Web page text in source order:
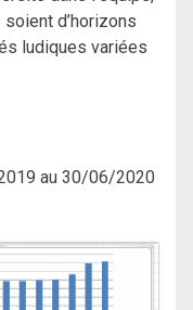
d’horizons
ludiques variées
au 30/06/2020